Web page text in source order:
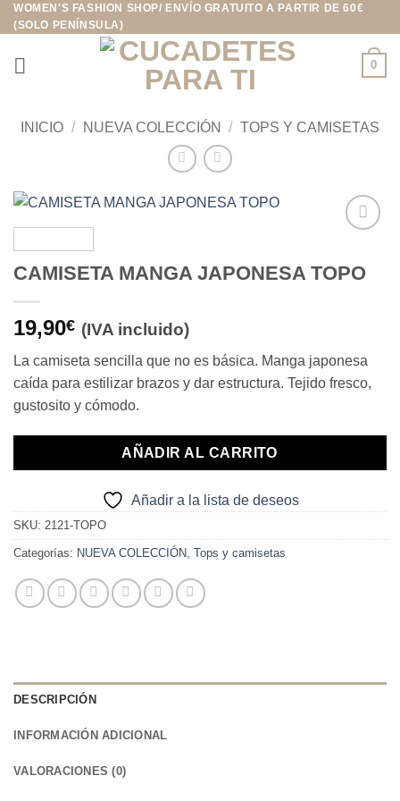
Saltar
al
contenido
WOMEN'S FASHION SHOP/ ENVÍO GRATUITO A PARTIR DE 60€
(SOLO PENÍNSULA)
0
INICIO / NUEVA COLECCIÓN / TOPS Y CAMISETAS
a la
lista de
CAMISETA MANGA JAPONESA TOPO
19,90€ (IVA incluido)
La camiseta sencilla que no es básica. Manga japonesa
caída para estilizar brazos y dar estructura. Tejido fresco,
gustosito y cómodo.
AÑADIR AL CARRITO
Añadir a la lista de deseos
SKU: 2121-TOPO
Categorías: NUEVA COLECCIÓN Tops y camisetas
DESCRIPCIÓN
INFORMACIÓN ADICIONAL
VALORACIONES (0)